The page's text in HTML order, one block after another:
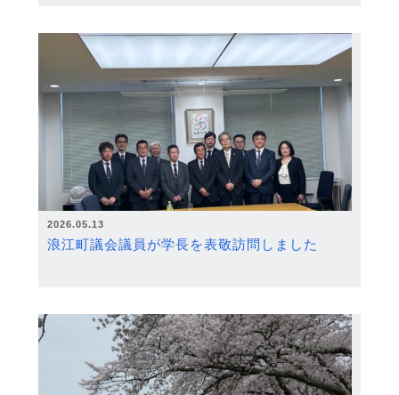
2026.05.13
浪江町議会議員が学長を表敬訪問しました